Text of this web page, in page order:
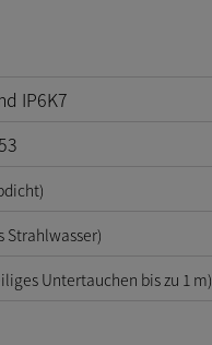
IP6K7
Strahlwasser)
Untertauchen bis zu 1 m)